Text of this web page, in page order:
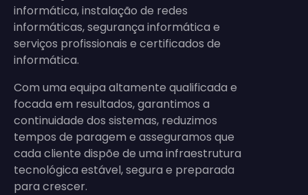
informática, instalação de redes
informáticas, segurança informática e
serviços profissionais e certificados de
informática.
Com uma equipa altamente qualificada e
focada em resultados, garantimos a
continuidade dos sistemas, reduzimos
tempos de paragem e asseguramos que
cada cliente dispõe de uma infraestrutura
tecnológica estável, segura e preparada
para crescer.